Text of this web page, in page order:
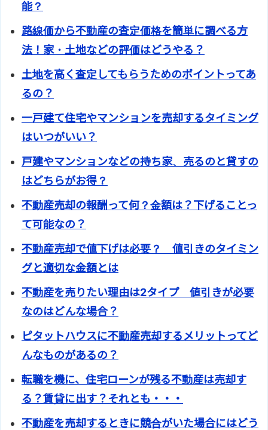
能？
路線価から不動産の査定価格を簡単に調べる方
法！家・土地などの評価はどうやる？
土地を高く査定してもらうためのポイントってあ
るの？
一戸建て住宅やマンションを売却するタイミング
はいつがいい？
戸建やマンションなどの持ち家、売るのと貸すの
はどちらがお得？
不動産売却の報酬って何？金額は？下げることっ
て可能なの？
不動産売却で値下げは必要？ 値引きのタイミン
グと適切な金額とは
不動産を売りたい理由は2タイプ 値引きが必要
なのはどんな場合？
ピタットハウスに不動産売却するメリットってど
んなものがあるの？
転職を機に、住宅ローンが残る不動産は売却す
る？賃貸に出す？それとも・・・
不動産を売却するときに競合がいた場合にはどう